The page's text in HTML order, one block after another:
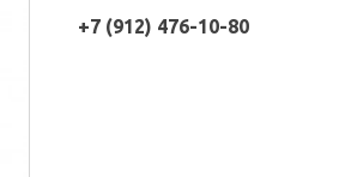
+7 (912) 476-10-80